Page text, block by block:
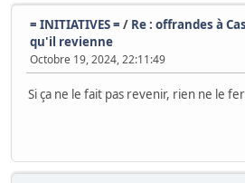
= INITIATIVES = / Re : offrandes à
qu'il revienne
Octobre 19, 2024, 22:11:49
Si ça ne le fait pas revenir, rien ne le